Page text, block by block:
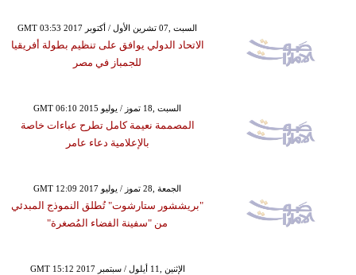
GMT 03:53 2017 السبت ,07 تشرين الأول / أكتوبر
الاتحاد الدولي يوافق على تنظيم بطولة أفريقيا
للجمباز في مصر
GMT 06:10 2015 السبت ,18 تموز / يوليو
المصممة نعيمة كامل تطرح عباءات خاصة
بالإعلامية دعاء عامر
GMT 12:09 2017 الجمعة ,28 تموز / يوليو
"بريششور ستارشوت" تُطلق النموذج المبدئي
من "سفينة الفضاء المُصغرة"
GMT 15:12 2017 الإثنين ,11 أيلول / سبتمبر